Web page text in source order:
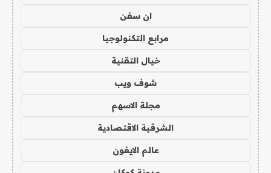
ان سفن
مرابع التكنولوجيا
خيال التقنية
شوف ويب
مجلة الاسهم
الشرقية الاقتصادية
عالم الايفون